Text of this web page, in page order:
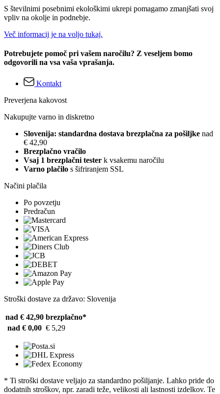
S številnimi posebnimi ekološkimi ukrepi pomagamo zmanjšati svoj
vpliv na okolje in podnebje.
Več informacij je na voljo tukaj.
Potrebujete pomoč pri vašem naročilu? Z veseljem bomo
odgovorili na vsa vaša vprašanja.
Kontakt
Preverjena kakovost
Nakupujte varno in diskretno
Slovenija: standardna dostava brezplačna za pošiljke nad
€ 42,90
Brezplačno vračilo
Vsaj 1 brezplačni tester k vsakemu naročilu
Varno plačilo s šifriranjem SSL
Načini plačila
Po povzetju
Predračun
Stroški dostave za državo: Slovenija
nad € 42,90 brezplačno*
nad € 0,00 € 5,29
* Ti stroški dostave veljajo za standardno pošiljanje. Lahko pride do
dodatnih stroškov, npr. zaradi teže, velikosti ali lastnosti izdelkov. Te